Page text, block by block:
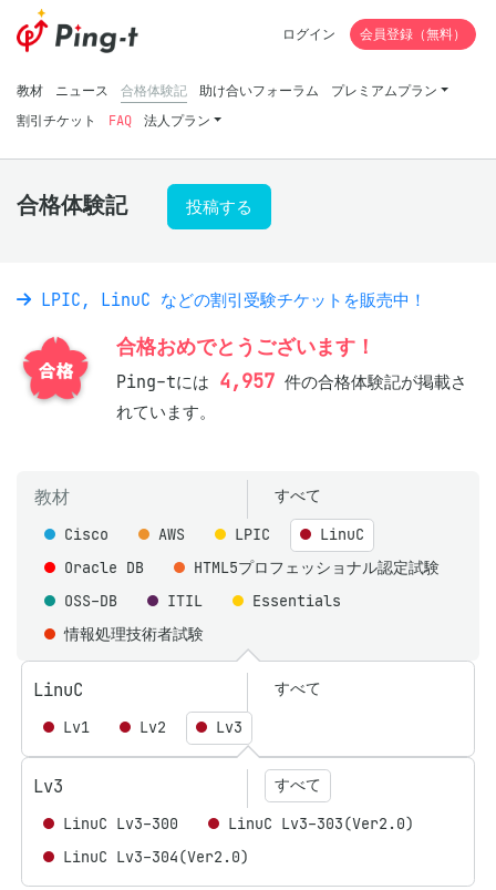
教材 ニュース 合格体験記 助け合いフォーラム
プレミアムプラン
割引チケット
FAQ 法人プラン
ログイン 会員登録（無料）
合格体験記 投稿する
LPIC, LinuC などの割引受験チケットを販売中！
合格おめでとうございます！
Ping-tには 4,957 件の合格体験記が掲載さ
れています。
教材 すべて
Cisco AWS LPIC
LinuC
Oracle DB
HTML5プロフェッショナル認定試験
OSS-DB
ITIL
Essentials
情報処理技術者試験
LinuC すべて
Lv1 Lv2 Lv3
Lv3 すべて
LinuC Lv3-300
LinuC Lv3-303(Ver2.0)
LinuC Lv3-304(Ver2.0)